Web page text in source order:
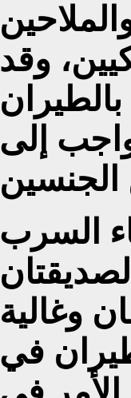
وقد
إلى
السرب
وغالية
في